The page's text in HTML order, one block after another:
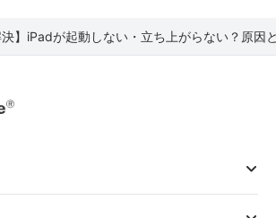
決】iPadが起動しない・立ち上がらない？原因